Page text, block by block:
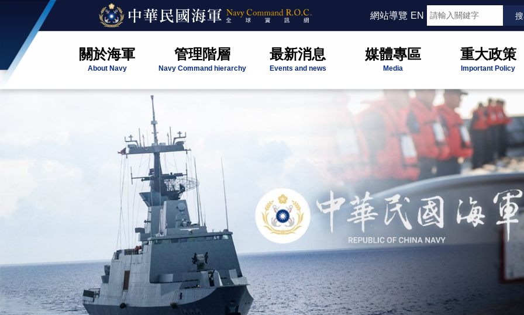
網站導覽 EN
關於海軍
About Navy
管理階層
Navy Command hierarchy
最新消息
Events and news
媒體專區
Media
重大政策
Important Policy